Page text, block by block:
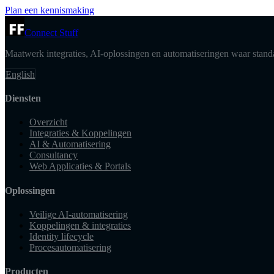
Plan een kennismaking
Connect Stuff
Maatwerk integraties, AI-oplossingen en automatiseringen waar
English
Diensten
Overzicht
Integraties & Koppelingen
AI & Automatisering
Consultancy
Web Applicaties & Portals
Oplossingen
Veilige AI-automatisering
Koppelingen & integraties
Identity lifecycle
Procesautomatisering
Producten